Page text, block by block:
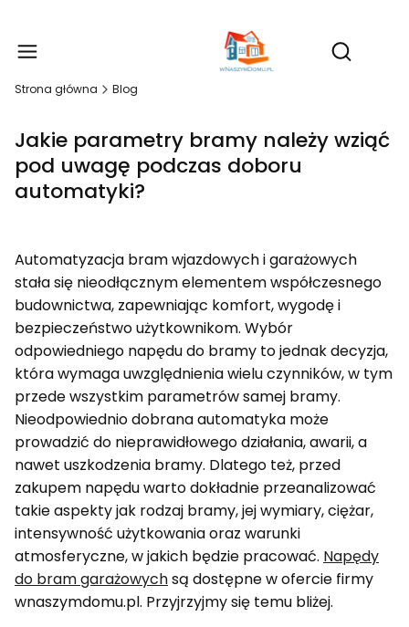
Otwórz
Strona główna Blog
Jakie parametry bramy należy wziąć
pod uwagę podczas doboru
automatyki?
Automatyzacja bram wjazdowych i garażowych
stała się nieodłącznym elementem współczesnego
budownictwa, zapewniając komfort, wygodę i
bezpieczeństwo użytkownikom. Wybór
odpowiedniego napędu do bramy to jednak decyzja,
która wymaga uwzględnienia wielu czynników, w tym
przede wszystkim parametrów samej bramy.
Nieodpowiednio dobrana automatyka może
prowadzić do nieprawidłowego działania, awarii, a
nawet uszkodzenia bramy. Dlatego też, przed
zakupem napędu warto dokładnie przeanalizować
takie aspekty jak rodzaj bramy, jej wymiary, ciężar,
intensywność użytkowania oraz warunki
atmosferyczne, w jakich będzie pracować. Napędy
do bram garażowychsą dostępne w ofercie firmy
wnaszymdomu.pl. Przyjrzyjmy się temu bliżej.